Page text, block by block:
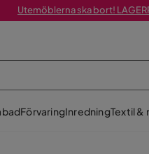
Utemöblerna ska bort!
FörvaringInredningTextil &